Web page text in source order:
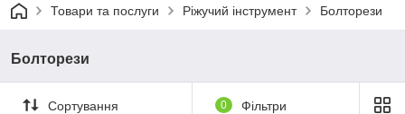
Товари та послуги Ріжучий інструмент Болторези
Болторези
Сортування 0 Фільтри